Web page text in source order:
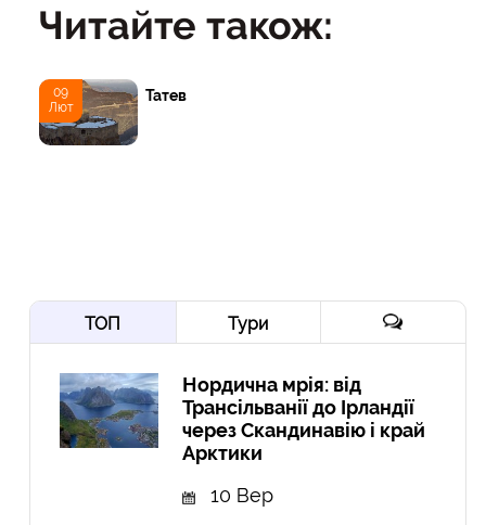
Читайте також:
09
Лют
Татев
ТОП Тури
Нордична мрія: від
Трансільванії до Ірландії
через Скандинавію і край
Арктики
10 Вер